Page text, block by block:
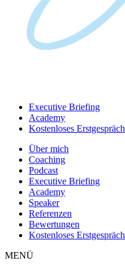
Executive Briefing
Academy
Kostenloses Erstgespräch
Über mich
Coaching
Podcast
Executive Briefing
Academy
Speaker
Referenzen
Bewertungen
Kostenloses Erstgespräch
MENÜ